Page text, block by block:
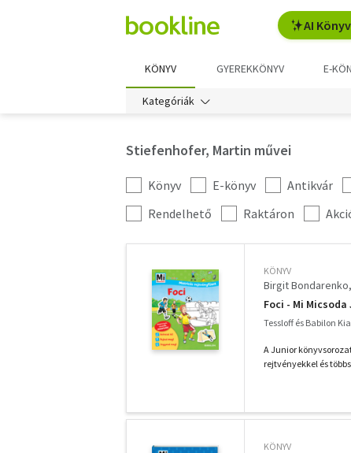
AI
KÖNYV GYEREKKÖNYV E-
Kategóriák
Stiefenhofer, Martin művei
Kategória
szűrés
Könyv E-könyv Antikvár
További
szűrők
Rendelhető Raktáron
KÖNYV
Birgit Bondarenko
Foci - Mi
Tessloff és Babilon
A Junior
rejtvényekkel és
KÖNYV